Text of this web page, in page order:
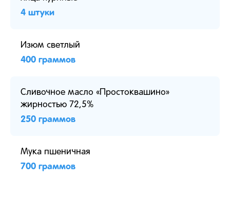
4 штуки
Изюм светлый
400 граммов
Сливочное масло «Простоквашино»
жирностью 72,5%
250 граммов
Мука пшеничная
700 граммов